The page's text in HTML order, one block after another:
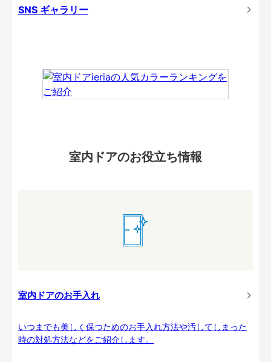
SNS ギャラリー
室内ドアのお役立ち情報
室内ドアのお手入れ
いつまでも美しく保つためのお手入れ方法や汚してしまった
時の対処方法などをご紹介します。